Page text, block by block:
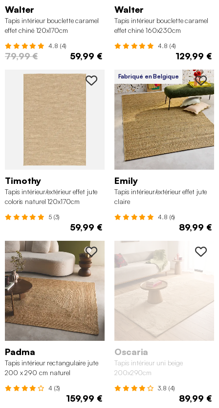
Walter
Tapis intérieur bouclette caramel
effet chiné 120x170cm
4.8 (4)
79,99 € 59,99 €
Walter
Tapis intérieur bouclette caramel
effet chiné 160x230cm
4.8 (4)
129,99 €
Timothy
Tapis intérieur/extérieur effet jute
coloris naturel 120x170cm
5 (3)
59,99 €
Fabriqué en Belgique
Emily
Tapis intérieur/extérieur effet jute
claire
4.8 (6)
89,99 €
Padma
Tapis intérieur rectangulaire jute
200 x 290 cm naturel
4 (3)
159,99 €
Oscaria
Tapis intérieur uni beige
200x290cm
3.8 (4)
89,99 €